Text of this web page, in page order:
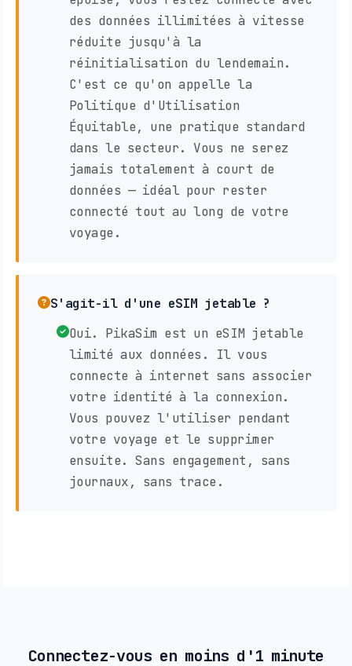
des données illimitées à vitesse
réduite jusqu'à la
réinitialisation du lendemain.
C'est ce qu'on appelle la
Politique d'Utilisation
Équitable, une pratique standard
dans le secteur. Vous ne serez
jamais totalement à court de
données — idéal pour rester
connecté tout au long de votre
voyage.
S'agit-il d'une eSIM jetable ?
Oui. PikaSim est un eSIM jetable
limité aux données. Il vous
connecte à internet sans associer
votre identité à la connexion.
Vous pouvez l'utiliser pendant
votre voyage et le supprimer
ensuite. Sans engagement, sans
journaux, sans trace.
Connectez-vous en moins d'1 minute